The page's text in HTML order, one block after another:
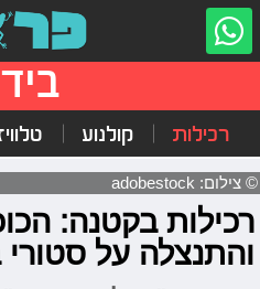
רכילות קולנוע
© צילום: adobestock
רכילות בקטנה:
והתנצלה על סטורי